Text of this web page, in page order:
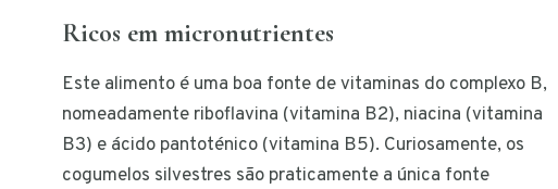
Ricos em micronutrientes
Este alimento é uma boa fonte de vitaminas do complexo B,
nomeadamente riboflavina (vitamina B2), niacina (vitamina
B3) e ácido pantoténico (vitamina B5). Curiosamente, os
cogumelos silvestres são praticamente a única fonte